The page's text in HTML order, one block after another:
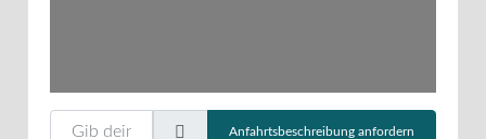
Gib deinen Standort ein.
Anfahrtsbeschreibung anfordern